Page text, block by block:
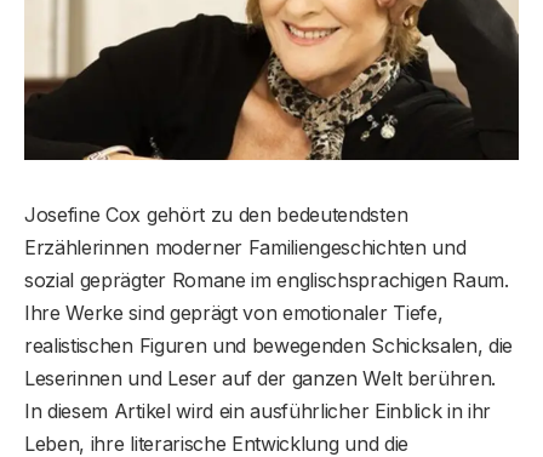
Josefine Cox gehört zu den bedeutendsten
Erzählerinnen moderner Familiengeschichten und
sozial geprägter Romane im englischsprachigen Raum.
Ihre Werke sind geprägt von emotionaler Tiefe,
realistischen Figuren und bewegenden Schicksalen, die
Leserinnen und Leser auf der ganzen Welt berühren.
In diesem Artikel wird ein ausführlicher Einblick in ihr
Leben, ihre literarische Entwicklung und die